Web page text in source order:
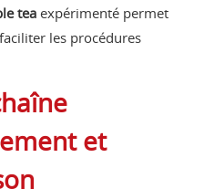
tea expérimenté permet
les procédures
et